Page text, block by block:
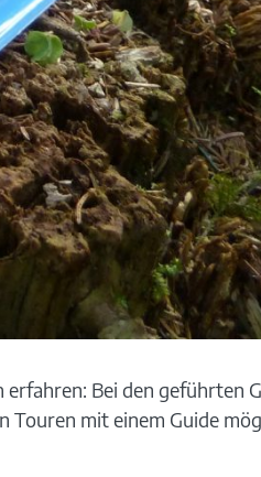
Bei den geführten
mit einem Guide